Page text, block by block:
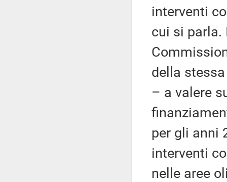
interventi
cui si parla.
della
– a valere
per gli anni
interventi
nelle aree